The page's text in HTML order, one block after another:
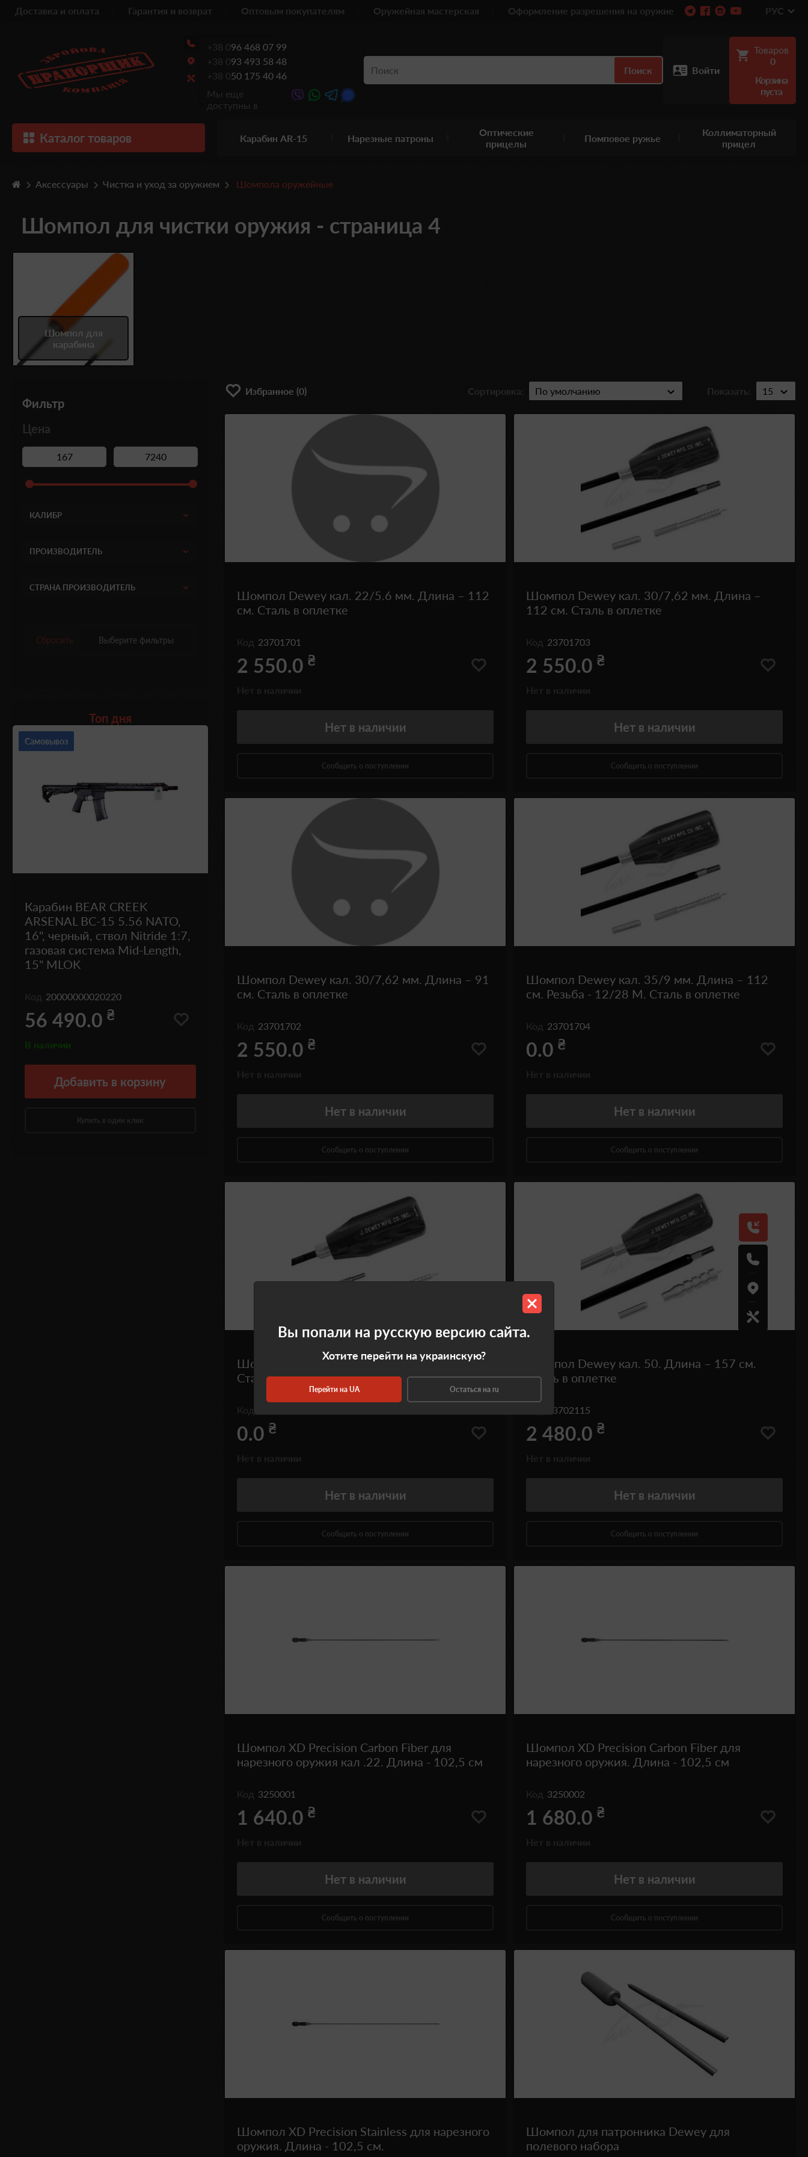
Доставка и оплата Гарантия и возврат Оптовым покупателям Оружейная мастерская Оформление разрешения на оружие РУС
+38 096 468 07 99
+38 093 493 58 48
+38 050 175 40 46
Мы еще
доступны в
Поиск Войти
Товаров
0
Корзина
пуста
Каталог товаров Карабин AR-15 Нарезные патроны
Оптические
прицелы
Помповое ружье
Коллиматорный
прицел
Аксессуары Чистка и уход за оружием Шомпола оружейные
Шомпол для чистки оружия - страница 4
Шомпол для
карабина
Фильтр
Цена
КАЛИБР
ПРОИЗВОДИТЕЛЬ
СТРАНА ПРОИЗВОДИТЕЛЬ
Сбросить Выберите фильтры
Топ дня
Самовывоз
Карабин BEAR CREEK
ARSENAL BC-15 5.56 NATO,
16", черный, ствол Nitride 1:7,
газовая система Mid-Length,
15" MLOK
Код 20000000020220
56 490.0 ₴
В наличии
Добавить в корзину
Купить в один клик
Избранное (0) Сортировка: Показать:
Шомпол Dewey кал. 22/5.6 мм. Длина – 112
см. Сталь в оплетке
Код 23701701
2 550.0 ₴
Нет в наличии
Сообщить о поступлении
Шомпол Dewey кал. 30/7,62 мм. Длина –
112 см. Сталь в оплетке
Код 23701703
2 550.0 ₴
Нет в наличии
Сообщить о поступлении
Шомпол Dewey кал. 30/7,62 мм. Длина – 91
см. Сталь в оплетке
Код 23701702
2 550.0 ₴
Нет в наличии
Сообщить о поступлении
Шомпол Dewey кал. 35/9 мм. Длина – 112
см. Резьба - 12/28 M. Сталь в оплетке
Код 23701704
0.0 ₴
Нет в наличии
Сообщить о поступлении
Шомпол Dewey кал. 50. Длина – 137 см.
Сталь в оплетке
Код
0.0 ₴
Нет в наличии
Сообщить о поступлении
Шомпол Dewey кал. 50. Длина – 157 см.
Сталь в оплетке
23702115
2 480.0 ₴
Нет в наличии
Сообщить о поступлении
Шомпол XD Precision Carbon Fiber для
нарезного оружия кал .22. Длина - 102,5 см
Код 3250001
1 640.0 ₴
Нет в наличии
Сообщить о поступлении
Шомпол XD Precision Carbon Fiber для
нарезного оружия. Длина - 102,5 см
Код 3250002
1 680.0 ₴
Нет в наличии
Сообщить о поступлении
Шомпол XD Precision Stainless для нарезного
оружия. Длина - 102,5 см.
Шомпол для патронника Dewey для
полевого набора
Вы попали на русскую версию сайта.
Хотите перейти на украинскую?
Перейти на UA Остаться на ru